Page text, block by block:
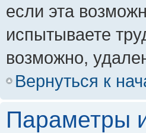
если эта
испытываете
возможно,
Вернуться к
Параметры